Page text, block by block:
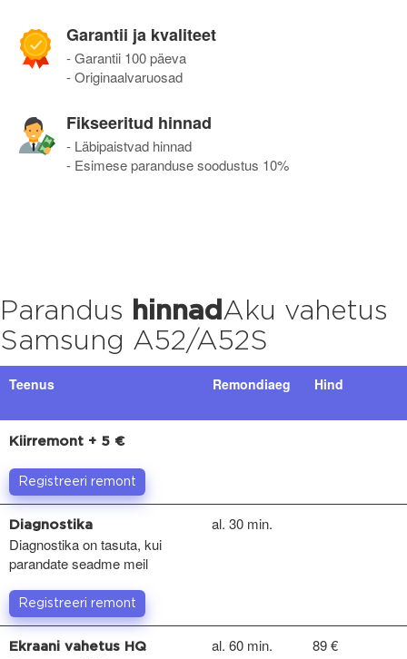
Garantii ja kvaliteet
- Garantii 100 päeva
- Originaalvaruosad
Fikseeritud hinnad
- Läbipaistvad hinnad
- Esimese paranduse soodustus 10%
Parandus hinnad Aku vahetus
Samsung A52/A52S
Teenus Remondiaeg Hind
Kiirremont + 5 €
Registreeri remont
Diagnostika
Diagnostika on tasuta, kui
parandate seadme meil
al. 30 min.
Registreeri remont
Ekraani vahetus HQ
al. 60 min. 89 €